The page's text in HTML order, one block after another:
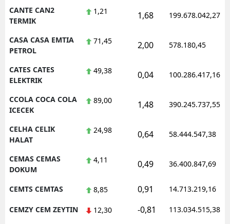
CANTE CAN2
TERMIK
1,21 1,68 199.678.042,27
CASA CASA EMTIA
PETROL
71,45 2,00 578.180,45
CATES CATES
ELEKTRIK
49,38 0,04 100.286.417,16
CCOLA COCA COLA
ICECEK
89,00 1,48 390.245.737,55
CELHA CELIK
HALAT
24,98 0,64 58.444.547,38
CEMAS CEMAS
DOKUM
4,11 0,49 36.400.847,69
CEMTS CEMTAS 8,85 0,91 14.713.219,16
CEMZY CEM ZEYTIN 12,30 -0,81 113.034.515,38